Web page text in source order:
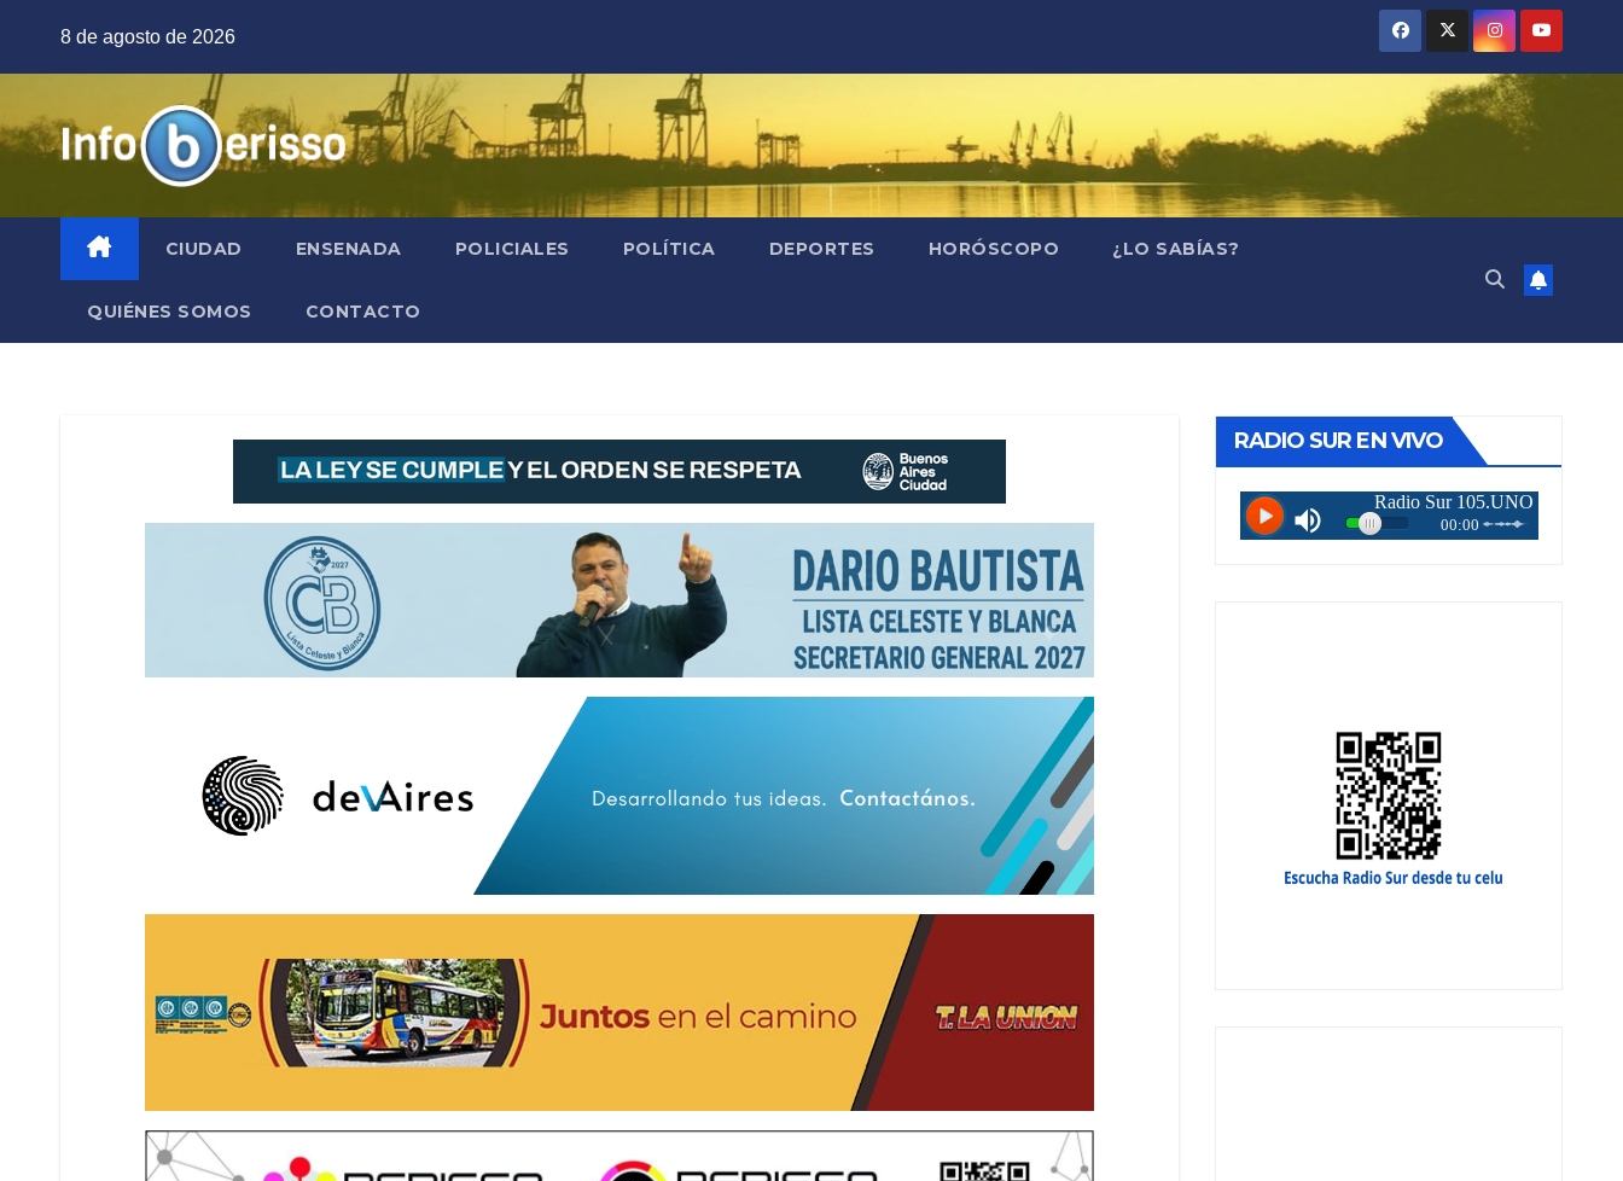
8 de agosto de 2026
CIUDAD ENSENADA POLICIALES POLÍTICA DEPORTES HORÓSCOPO ¿LO SABÍAS?
QUIÉNES SOMOS CONTACTO
RADIO SUR EN VIVO